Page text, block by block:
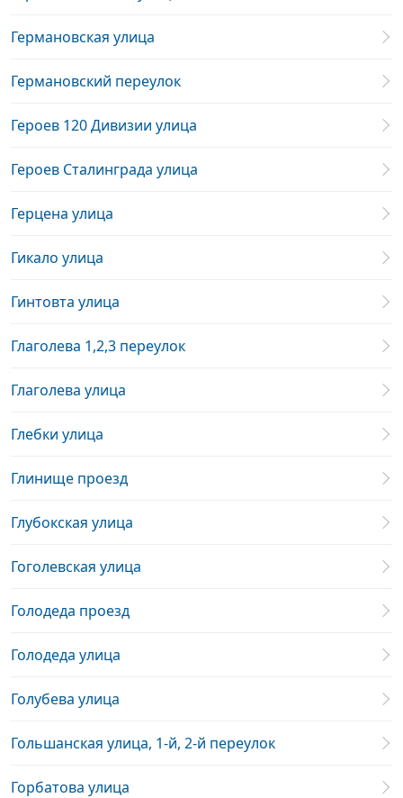
Германовская улица
Германовский переулок
Героев 120 Дивизии улица
Героев Сталинграда улица
Герцена улица
Гикало улица
Гинтовта улица
Глаголева 1,2,3 переулок
Глаголева улица
Глебки улица
Глинище проезд
Глубокская улица
Гоголевская улица
Голодеда проезд
Голодеда улица
Голубева улица
Гольшанская улица, 1-й, 2-й переулок
Горбатова улица